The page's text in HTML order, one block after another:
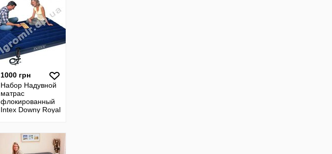
1000 грн
Набор Надувной
матрас
флокированный
Intex Downy Royal
и 2 подушки